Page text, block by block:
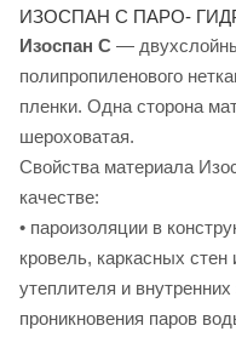
ИЗОСПАН C ПАРО-
Изоспан С —
полипропиленового
пленки. Одна сторона
шероховатая.
Свойства материала
качестве:
• пароизоляции в
кровель, каркасных
утеплителя и
проникновения паров